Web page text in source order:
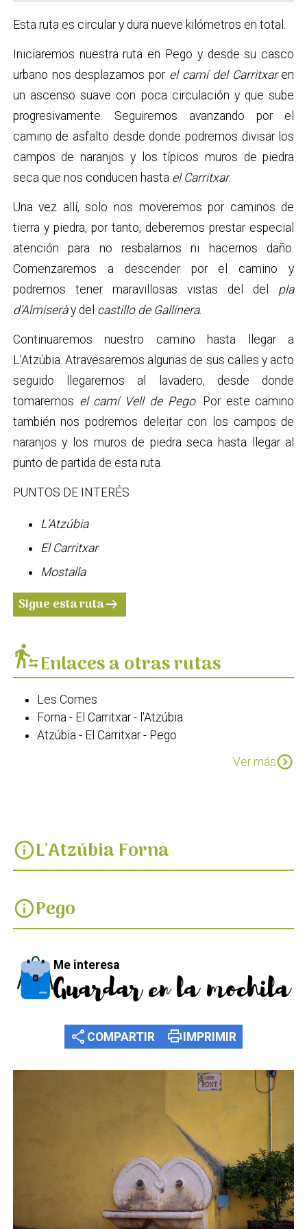
Esta ruta es circular y dura nueve kilómetros en total.
Iniciaremos nuestra ruta en Pego y desde su casco
urbano nos desplazamos porel camí del Carritxaren
un ascenso suave con poca circulación y que sube
progresivamente. Seguiremos avanzando por el
camino de asfalto desde donde podremos divisar los
campos de naranjos y los típicos muros de piedra
seca que nos conducen hasta el Carritxar.
Una vez allí, solo nos moveremos por caminos de
tierra y piedra, por tanto, deberemos prestar especial
atención para no resbalarnos ni hacernos daño.
Comenzaremos a descender por el camino y
podremos tener maravillosas vistas del del
pla
d’Almiserày del castillo de Gallinera.
Continuaremos nuestro camino hasta llegar a
L’Atzúbia. Atravesaremos algunas de sus calles y acto
seguido llegaremos al lavadero, desde donde
tomaremos el camí Vell de Pego. Por este camino
también nos podremos deleitar con los campos de
naranjos y los muros de piedra seca hasta llegar al
punto de partida de esta ruta.
PUNTOS DE INTERÉS
L’Atzúbia
El Carritxar
Mostalla
Sigue esta rutaarrow_right_alt
transfer_within_a_stationEnlaces a otras rutas
Les Comes
Forna - El Carritxar - l'Atzúbia
Atzúbia - El Carritxar - Pego
Ver másexpand_circle_down
infoL'Atzúbia Forna
infoPego
Me interesa
Guardar en la mochila
share COMPARTIR printIMPRIMIR